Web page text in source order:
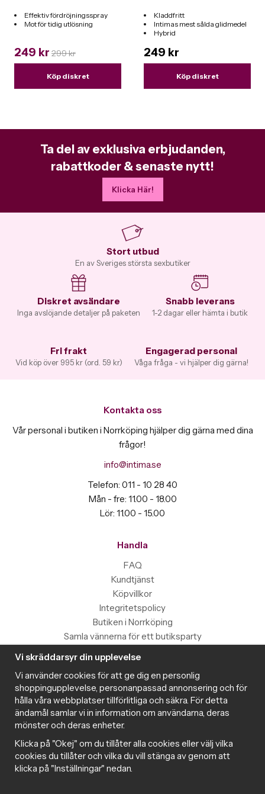
Effektiv fördröjningsspray
Mot för tidig utlösning
249 kr 299 kr
Köp diskret
Kladdfritt
Intimas mest sålda glidmedel
Hybrid
249 kr
Köp diskret
Ta del av exklusiva erbjudanden,
rabattkoder & senaste nytt!
Klicka Här!
Stort utbud
En av Sveriges största sexbutiker
Diskret avsändare
Inga avslöjande detaljer på paketen
Snabb leverans
1-2 dagar eller hämta i butik
Fri frakt
Vid köp över 995 kr (ord. 59 kr)
Engagerad personal
Våga fråga - vi hjälper dig gärna!
Kontakta oss
Vår personal i butiken i Norrköping hjälper dig gärna med dina
frågor!
info@intima.se
Telefon: 011 - 10 28 40
Mån - fre: 11.00 - 18.00
Lör: 11.00 - 15.00
Handla
FAQ
Kundtjänst
Köpvillkor
Integritetspolicy
Butiken i Norrköping
Samla vännerna för ett butiksparty
Information
Magazine
Populära produkter med toppbetyg
Nyhetsbrev
Om cookies
Samarbeta med Intima
Cookie inställningar
Vi skräddarsyr din upplevelse
Vi använder cookies för att ge dig en personlig
shoppingupplevelse, personanpassad annonsering och för
hålla våra webbplatser tillförlitliga och säkra. För detta
ändamål samlar vi in information om användarna, deras
mönster och deras enheter.
Klicka på "Okej" om du tillåter alla cookies eller välj vilka
cookies du tillåter och vilka du vill stänga av genom att
klicka på "Inställningar" nedan.